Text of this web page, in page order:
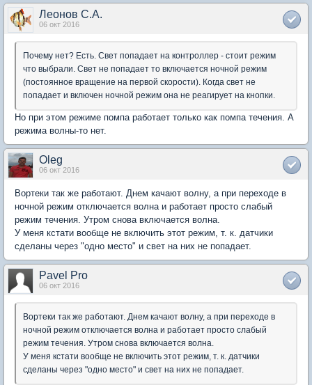
Леонов С.А.
06 окт 2016
Почему нет? Есть. Свет попадает на контроллер - стоит режим
что выбрали. Свет не попадает то включается ночной режим
(постоянное вращение на первой скорости). Когда свет не
попадает и включен ночной режим она не реагирует на кнопки.
Но при этом режиме помпа работает только как помпа течения. А
режима волны-то нет.
Oleg
06 окт 2016
Вортеки так же работают. Днем качают волну, а при переходе в
ночной режим отключается волна и работает просто слабый
режим течения. Утром снова включается волна.
У меня кстати вообще не включить этот режим, т. к. датчики
сделаны через "одно место" и свет на них не попадает.
Pavel Pro
06 окт 2016
Вортеки так же работают. Днем качают волну, а при переходе в
ночной режим отключается волна и работает просто слабый
режим течения. Утром снова включается волна.
У меня кстати вообще не включить этот режим, т. к. датчики
сделаны через "одно место" и свет на них не попадает.